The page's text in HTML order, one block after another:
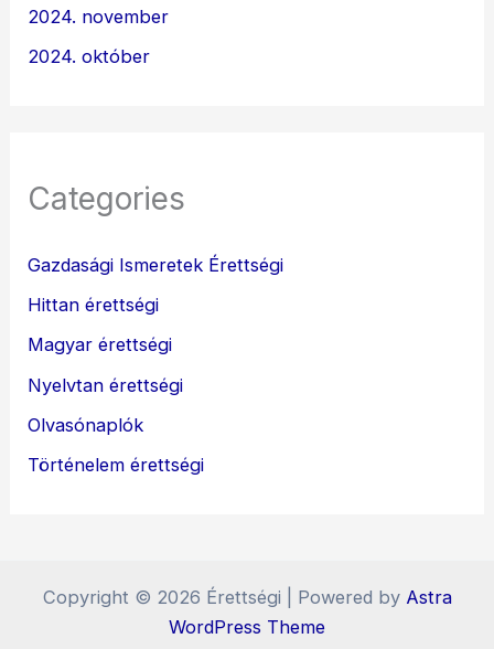
2024. november
2024. október
Categories
Gazdasági Ismeretek Érettségi
Hittan érettségi
Magyar érettségi
Nyelvtan érettségi
Olvasónaplók
Történelem érettségi
Copyright © 2026 Érettségi | Powered by Astra
WordPress Theme